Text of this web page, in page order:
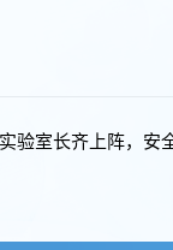
实验室长齐上阵，安